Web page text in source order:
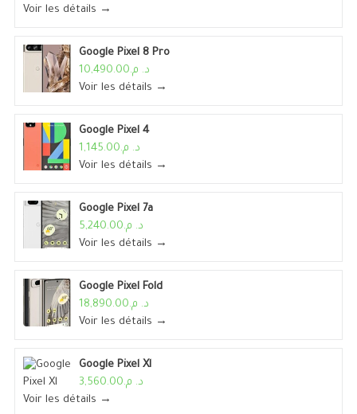
Voir les détails →
Google Pixel 8 Pro
د. م.10,490.00
Voir les détails →
Google Pixel 4
د. م.1,145.00
Voir les détails →
Google Pixel 7a
د. م.5,240.00
Voir les détails →
Google Pixel Fold
د. م.18,890.00
Voir les détails →
Google Pixel Xl
د. م.3,560.00
Voir les détails →